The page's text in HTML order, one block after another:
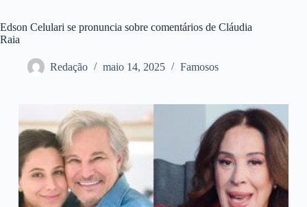
Edson Celulari se pronuncia sobre comentários de Cláudia
Raia
Redação maio 14, 2025 Famosos